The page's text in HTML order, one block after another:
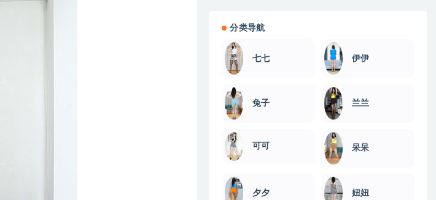
分类导航
七七 伊伊
兔子 兰兰
可可 呆呆
夕夕 妞妞